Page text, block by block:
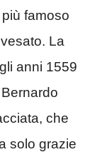
famoso
La
anni 1559
che
solo grazie